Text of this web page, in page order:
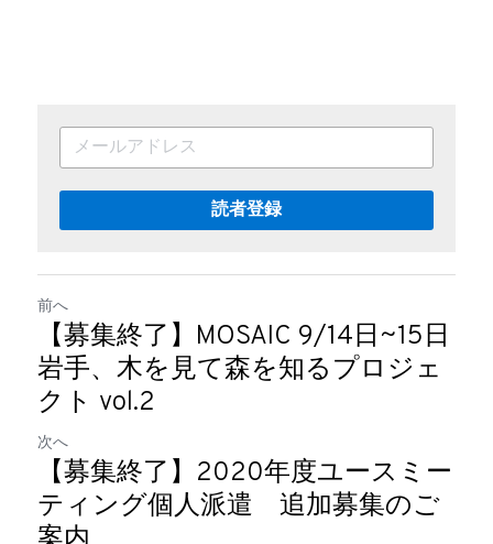
読者登録
前へ
【募集終了】MOSAIC 9/14日~15日
岩手、木を見て森を知るプロジェ
クト vol.2
次へ
【募集終了】2020年度ユースミー
ティング個人派遣 追加募集のご